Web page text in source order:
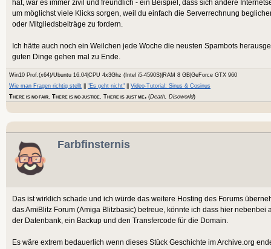
hat, war es immer zivil und freundlich - ein Beispiel, dass sich andere
um möglichst viele Klicks sorgen, weil du einfach die Serverrechnung
oder Mitgliedsbeiträge zu fordern.
Ich hätte auch noch ein Weilchen jede Woche die neusten Spambots
guten Dinge gehen mal zu Ende.
Win10 Prof.(x64)/Ubuntu 16.04|CPU 4x3Ghz (Intel i5-4590S)|RAM 8 GB|GeForce GTX 960
Wie man Fragen richtig stellt
"Es geht nicht"
Video-Tutorial: Sinus & Cosinus
THERE IS NO FAIR. THERE IS NO JUSTICE. THERE IS JUST ME. (Death, Discworld)
Farbfinsternis
Das ist wirklich schade und ich würde das weitere Hosting des Forums
das AmiBlitz Forum (Amiga Blitzbasic) betreue, könnte ich dass hier
der Datenbank, ein Backup und den Transfercode für die Domain.
Es wäre extrem bedauerlich wenn dieses Stück Geschichte im Archive.org